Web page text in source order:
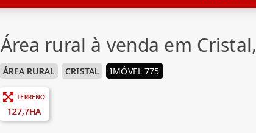
Área rural à venda em
ÁREA RURAL CRISTAL IMÓVEL 775
TERRENO
127,7HA